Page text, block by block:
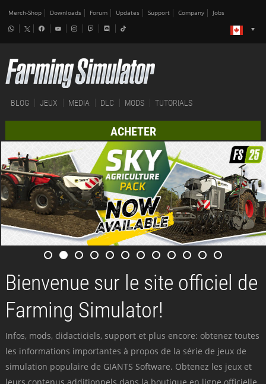
Merch-Shop Downloads Forum Updates Support Company Jobs
BLOG JEUX MEDIA DLC MODS TUTORIALS
ACHETER
Bienvenue sur le site officiel de
Farming Simulator!
Infos, mods, didacticiels, support et plus encore: obtenez toutes
les informations importantes à propos de la série de jeux de
simulation populaire de GIANTS Software. Obtenez les jeux et